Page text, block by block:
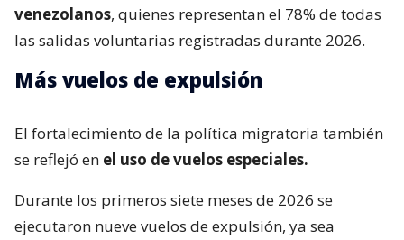
venezolanos, quienes representan el 78% de todas
las salidas voluntarias registradas durante 2026.
Más vuelos de expulsión
El fortalecimiento de la política migratoria también
se reflejó en el uso de vuelos especiales.
Durante los primeros siete meses de 2026 se
ejecutaron nueve vuelos de expulsión, ya sea